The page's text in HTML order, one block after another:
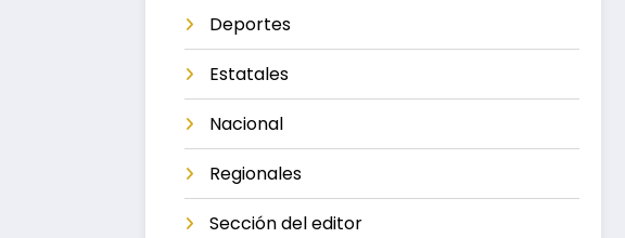
Deportes
Estatales
Nacional
Regionales
Sección del editor